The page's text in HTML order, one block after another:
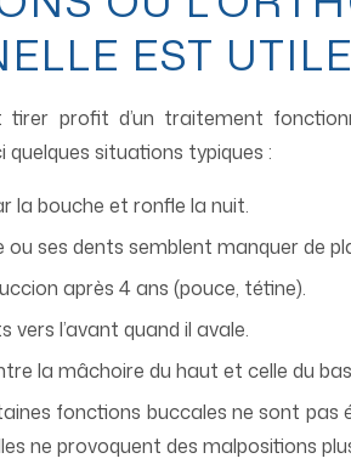
EST UTILE
tirer profit d’un traitement
situations typiques :
la bouche et ronfle la nuit.
ses dents semblent manquer de
après 4 ans (pouce, tétine).
vers l’avant quand il avale.
la mâchoire du haut et celle du
fonctions buccales ne sont pas
ne provoquent des malpositions